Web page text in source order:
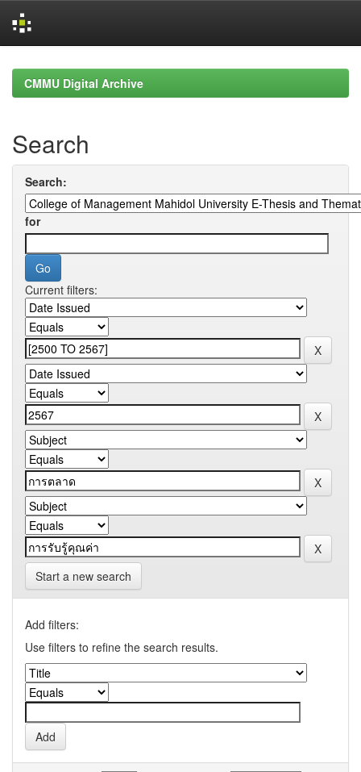
navigationCMMU Digital Archive
Search
Search:
for
Current filters:
Start a new search
Add filters:
Use filters to refine the search results.